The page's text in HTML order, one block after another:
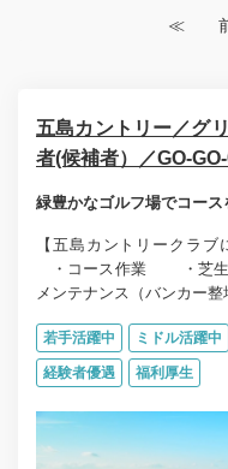
≪
五島カントリー／グ
者(候補者）／GO-
緑豊かなゴルフ場でコース
【五島カントリークラブ
・コース作業 ・芝生
メンテナンス（バンカー
若手活躍中 ミドル活躍中
経験者優遇 福利厚生